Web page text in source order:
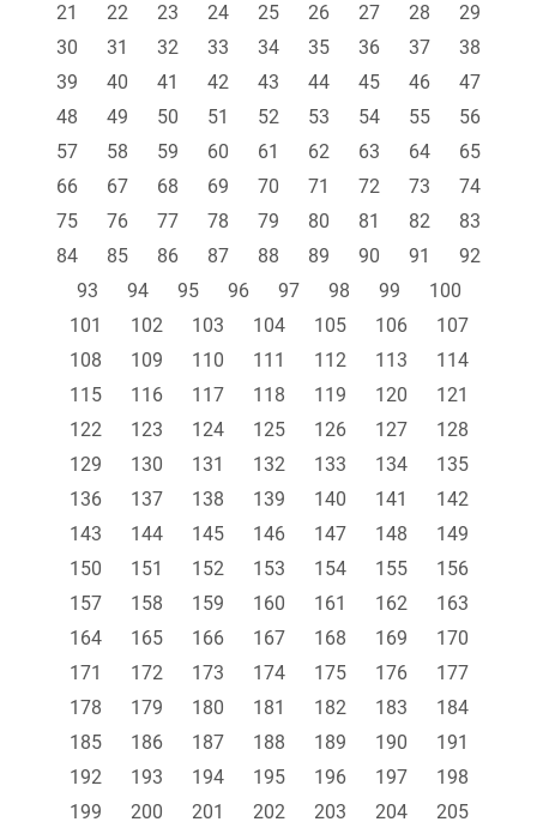
21
22 23 24 25 26 27 28
29
30
31 32 33 34 35 36 37
38
39
40 41 42 43 44 45 46
47
48
49 50 51 52 53 54 55
56
57
58 59 60 61 62 63 64
65
66
67 68 69 70 71 72 73
74
75
76 77 78 79 80 81 82
83
84
85 86 87 88 89 90 91
92
93
94 95 96 97 98 99
100
101
102 103 104 105 106
107
108
109 110 111 112 113
114
115
116 117 118 119 120
121
122
123 124 125 126 127
128
129
130 131 132 133 134
135
136
137 138 139 140 141
142
143
144 145 146 147 148
149
150
151 152 153 154 155
156
157
158 159 160 161 162
163
164
165 166 167 168 169
170
171
172 173 174 175 176
177
178
179 180 181 182 183
184
185
186 187 188 189 190
191
192
193 194 195 196 197
198
199
200 201 202 203 204
205